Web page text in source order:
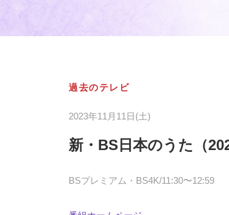
過去のテレビ
2023年11月11日(土)
新・BS日本のうた（
BSプレミアム・BS4K/11:30〜12:59